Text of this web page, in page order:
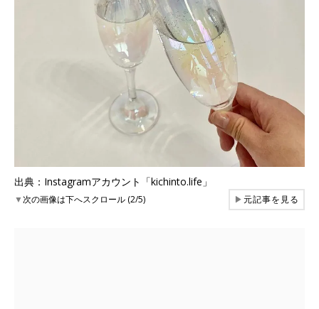
出典：Instagramアカウント「kichinto.life」
▼次の画像は下へスクロール (2/5) ▶元記事を見る